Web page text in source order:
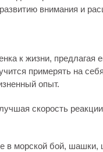
внимания и
к жизни, предлагая
примерять на
опыт.
скорость
в морской бой,